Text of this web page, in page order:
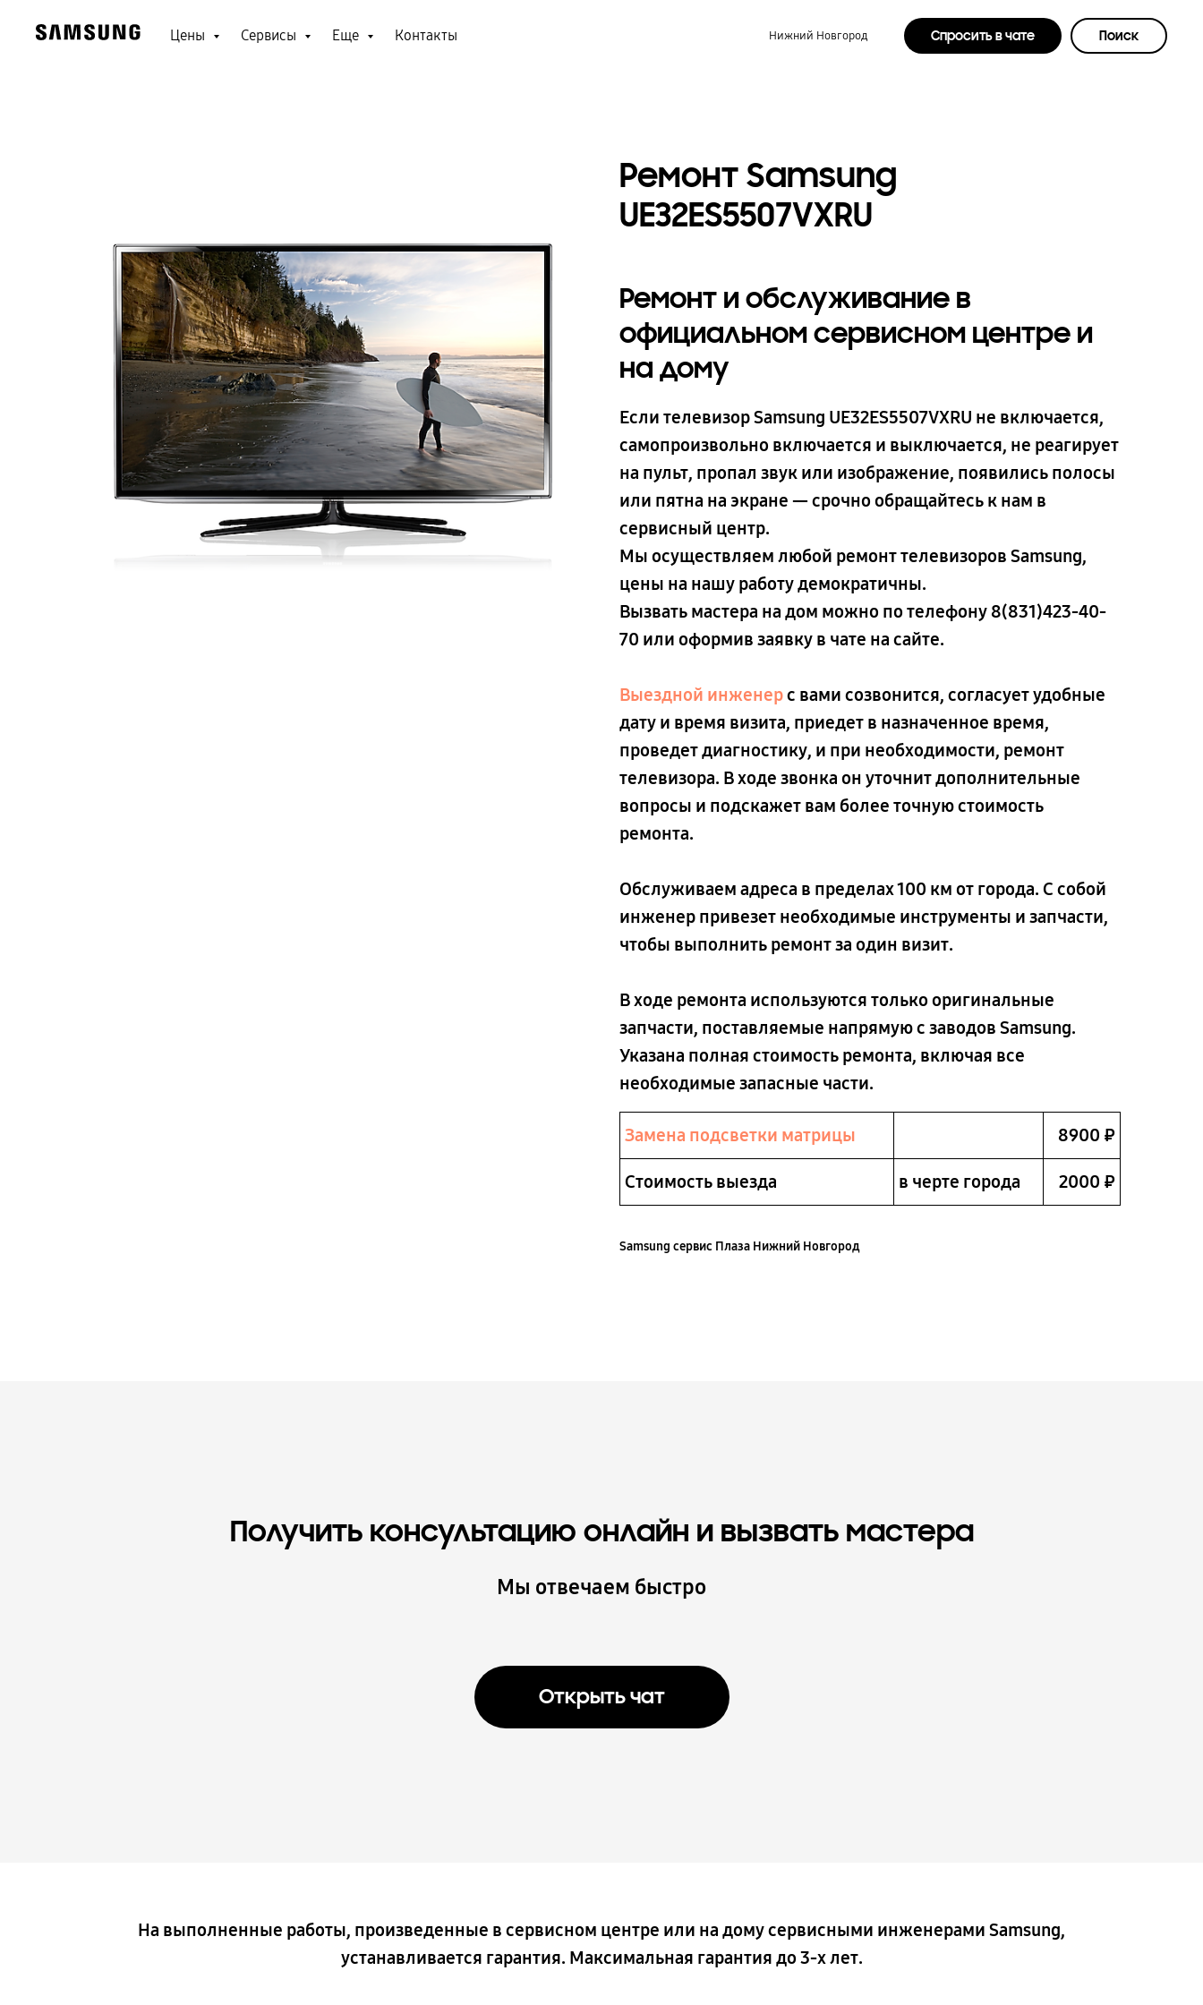
Цены Сервисы Еще Контакты Нижний Новгород Спросить в чате Поиск
Ремонт Samsung
UE32ES5507VXRU
Ремонт и обслуживание в
официальном сервисном центре и
на дому
Если телевизор Samsung UE32ES5507VXRU не включается,
самопроизвольно включается и выключается, не реагирует
на пульт, пропал звук или изображение, появились полосы
или пятна на экране — срочно обращайтесь к нам в
сервисный центр.
Мы осуществляем любой ремонт телевизоров Samsung,
цены на нашу работу демократичны.
Вызвать мастера на дом можно по телефону 8(831)423-40-
70 или оформив заявку в чате на сайте.
Выездной инженерс вами созвонится, согласует удобные
дату и время визита, приедет в назначенное время,
проведет диагностику, и при необходимости, ремонт
телевизора. В ходе звонка он уточнит дополнительные
вопросы и подскажет вам более точную стоимость
ремонта.
Обслуживаем адреса в пределах 100 км от города. С собой
инженер привезет необходимые инструменты и запчасти,
чтобы выполнить ремонт за один визит.
В ходе ремонта используются только оригинальные
запчасти, поставляемые напрямую с заводов Samsung.
Указана полная стоимость ремонта, включая все
необходимые запасные части.
Замена подсветки матрицы 8900 ₽
Стоимость выезда в черте города 2000 ₽
Samsung сервис Плаза Нижний Новгород
Получить консультацию онлайн и вызвать мастера
Мы отвечаем быстро
Открыть чат
На выполненные работы, произведенные в сервисном центре или на дому сервисными инженерами Samsung,
устанавливается гарантия. Максимальная гарантия до 3-х лет.